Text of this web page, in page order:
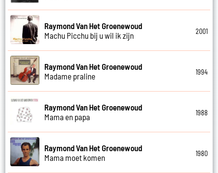
Raymond Van Het Groenewoud
Machu Picchu bij u wil ik zijn
2001
Raymond Van Het Groenewoud
Madame praline
1994
Raymond Van Het Groenewoud
Mama en papa
1988
Raymond Van Het Groenewoud
Mama moet komen
1980